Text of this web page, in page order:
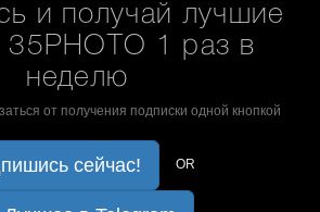
и получай лучшие
35PHOTO 1 раз в
неделю
от получения подписки одной кнопкой
сейчас! OR